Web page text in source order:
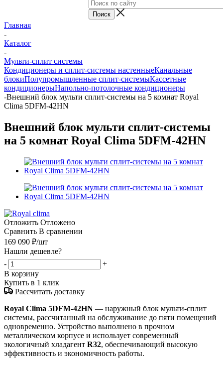
Главная
-
Каталог
-
Мульти-сплит системы
Кондиционеры и сплит-системы настенныеКанальные
блокиПолупромышленные сплит-системыКассетные
кондиционерыНапольно-потолочные кондиционеры
-Внешний блок мульти сплит-системы на 5 комнат Royal
Clima 5DFM-42HN
Внешний блок мульти сплит-системы
на 5 комнат Royal Clima 5DFM-42HN
Отложить Отложено
Сравнить В сравнении
169 090 ₽/шт
Нашли дешевле?
-
+
В корзину
Купить в 1 клик
Рассчитать доставку
Royal Clima 5DFM-42HN — наружный блок мульти-сплит
системы, рассчитанный на обслуживание до пяти помещений
одновременно. Устройство выполнено в прочном
металлическом корпусе и использует современный
экологичный хладагент R32, обеспечивающий высокую
эффективность и экономичность работы.